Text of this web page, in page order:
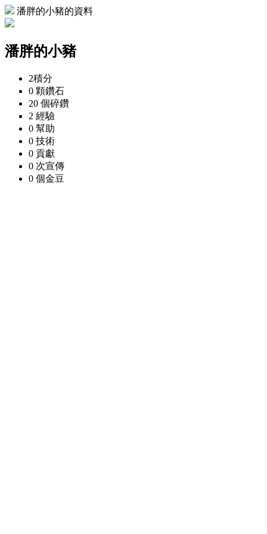
潘胖的小豬的資料
潘胖的小豬
2積分
0 顆鑽石
20 個碎鑽
2 經驗
0 幫助
0 技術
0 貢獻
0 次宣傳
0 個金豆